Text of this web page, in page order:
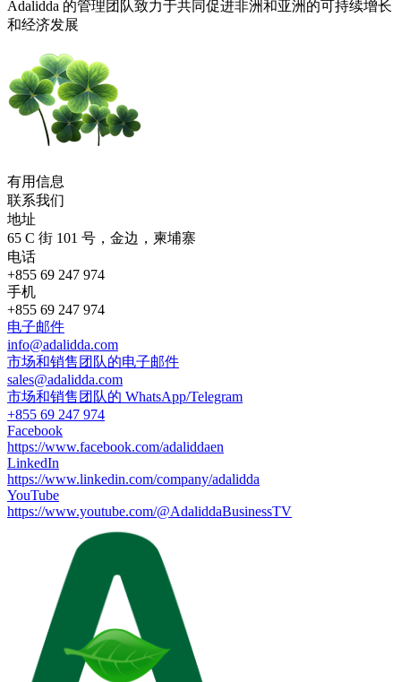
Adalidda 的管理团队致力于共同促进非洲和亚洲的可持续增长
和经济发展
有用信息
联系我们
地址
65 C 街 101 号，金边，柬埔寨
电话
+855 69 247 974
手机
+855 69 247 974
电子邮件
info@adalidda.com
市场和销售团队的电子邮件
sales@adalidda.com
市场和销售团队的 WhatsApp/Telegram
+855 69 247 974
Facebook
https://www.facebook.com/adaliddaen
LinkedIn
https://www.linkedin.com/company/adalidda
YouTube
https://www.youtube.com/@AdaliddaBusinessTV